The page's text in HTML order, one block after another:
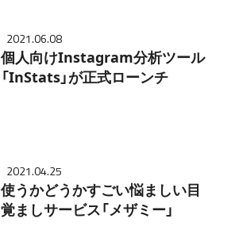
2021.06.08
個人向けInstagram分析ツール
「InStats」が正式ローンチ
2021.04.25
使うかどうかすごい悩ましい目
覚ましサービス「メザミー」